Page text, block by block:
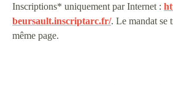
Inscriptions* uniquement par Internet :
beursault.inscriptarc.fr/. Le mandat se
même page.